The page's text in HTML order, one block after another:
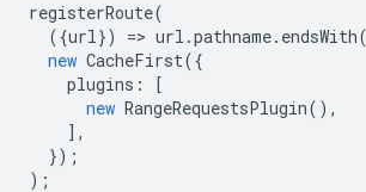
registerRoute(
({url}) => url .pathname. endsWith(
new CacheFirst({
plugins :
[
new RangeRequestsPlugin(),
],
});
);